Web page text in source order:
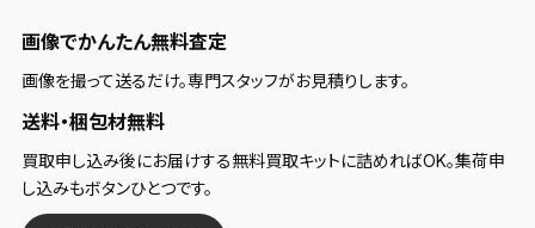
画像でかんたん無料査定
画像を撮って送るだけ。専門スタッフがお見積りします。
送料・梱包材無料
買取申し込み後にお届けする無料買取キットに詰めればOK。集荷申
し込みもボタンひとつです。